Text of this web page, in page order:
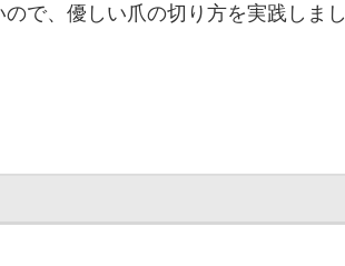
で、優しい爪の切り方を実践しまし